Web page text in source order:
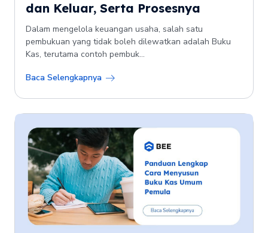
dan Keluar, Serta Prosesnya
Dalam mengelola keuangan usaha, salah satu
pembukuan yang tidak boleh dilewatkan adalah Buku
Kas, terutama contoh pembuk...
Baca Selengkapnya